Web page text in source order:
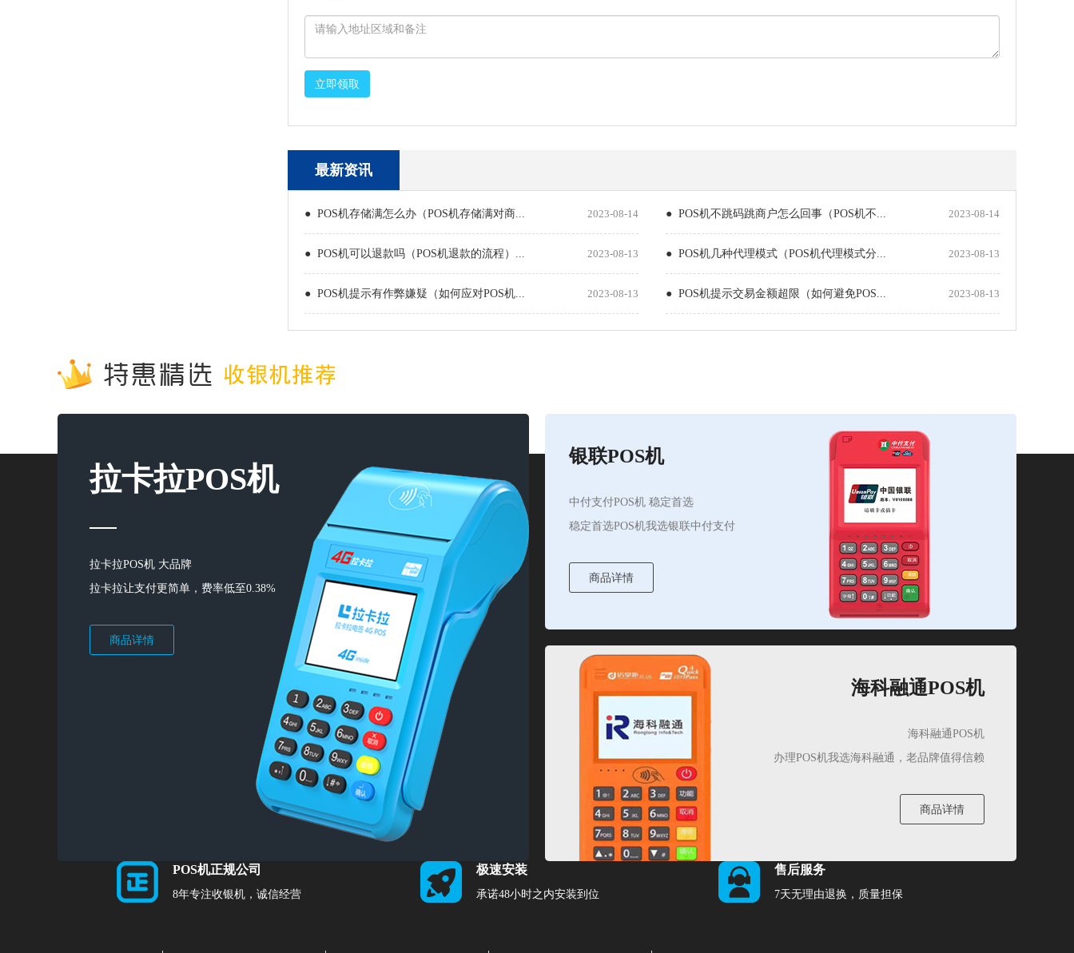
立即领取
最新资讯
● POS机存储满怎么办（POS机存储满对商... 2023-08-14 ● POS机不跳码跳商户怎么回事（POS机不... 2023-08-14
● POS机可以退款吗（POS机退款的流程）... 2023-08-13 ● POS机几种代理模式（POS机代理模式分... 2023-08-13
● POS机提示有作弊嫌疑（如何应对POS机... 2023-08-13 ● POS机提示交易金额超限（如何避免POS... 2023-08-13
拉卡拉POS机
拉卡拉POS机 大品牌
拉卡拉让支付更简单，费率低至0.38%
商品详情
银联POS机
中付支付POS机 稳定首选
稳定首选POS机我选银联中付支付
商品详情
海科融通POS机
海科融通POS机
办理POS机我选海科融通，老品牌值得信赖
商品详情
POS机正规公司
8年专注收银机，诚信经营
极速安装
承诺48小时之内安装到位
售后服务
7天无理由退换，质量担保